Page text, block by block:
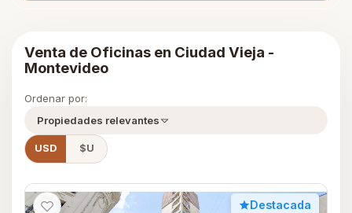
Venta de Oficinas en Ciudad Vieja -
Montevideo
Ordenar por:
Propiedades relevantes
USD $U
Destacada